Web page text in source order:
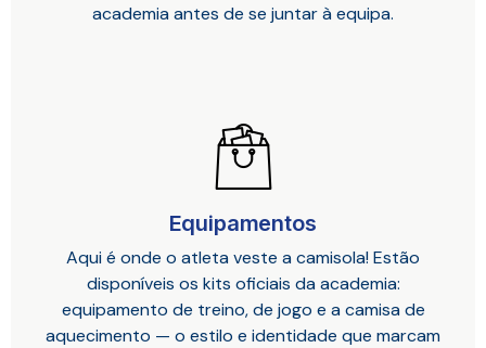
academia antes de se juntar à equipa.
Equipamentos
Aqui é onde o atleta veste a camisola! Estão
disponíveis os kits oficiais da academia:
equipamento de treino, de jogo e a camisa de
aquecimento — o estilo e identidade que marcam